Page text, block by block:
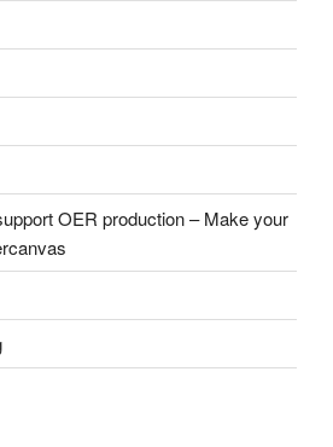
OER production – Make your